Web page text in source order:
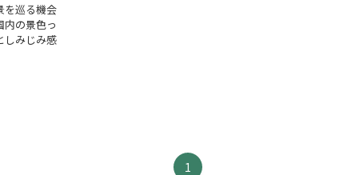
を巡る機会
内の景色っ
しみじみ感
1